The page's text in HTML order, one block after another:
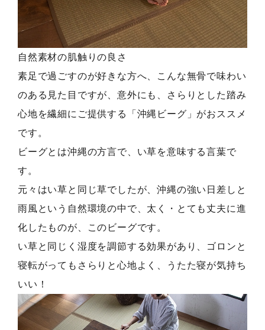
自然素材の肌触りの良さ
素足で過ごすのが好きな方へ、こんな無骨で味わい
のある見た目ですが、意外にも、さらりとした踏み
心地を繊細にご提供する「沖縄ビーグ」がおススメ
です。
ビーグとは沖縄の方言で、い草を意味する言葉で
す。
元々はい草と同じ草でしたが、沖縄の強い日差しと
雨風という自然環境の中で、太く・とても丈夫に進
化したものが、このビーグです。
い草と同じく湿度を調節する効果があり、ゴロンと
寝転がってもさらりと心地よく、うたた寝が気持ち
いい！